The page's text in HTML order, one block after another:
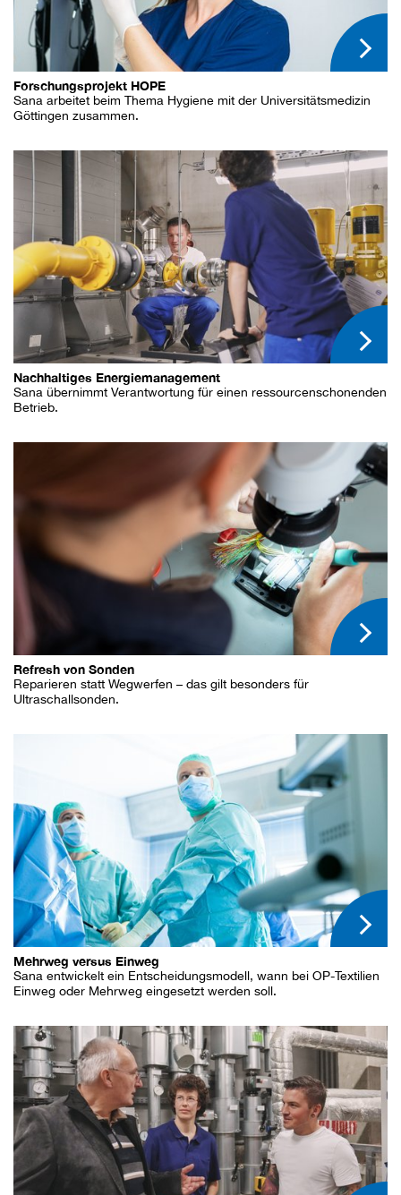
Forschungsprojekt HOPE
Sana arbeitet beim Thema Hygiene mit der Universitätsmedizin
Göttingen zusammen.
Nachhaltiges Energiemanagement
Sana übernimmt Verantwortung für einen ressourcenschonenden
Betrieb.
Refresh von Sonden
Reparieren statt Wegwerfen – das gilt besonders für
Ultraschallsonden.
Mehrweg versus Einweg
Sana entwickelt ein Entscheidungsmodell, wann bei OP-Textilien
Einweg oder Mehrweg eingesetzt werden soll.